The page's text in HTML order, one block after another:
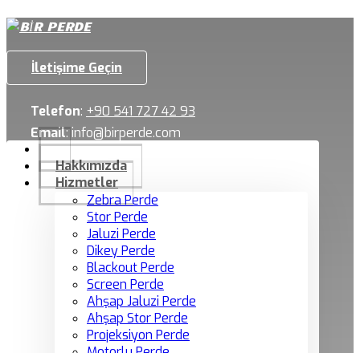
İletişime Geçin
Telefon: +90 541 727 42 93
Email:info@birperde.com
Hakkımızda
Hizmetler
Zebra Perde
Stor Perde
Jaluzi Perde
Dikey Perde
Blackout Perde
Screen Perde
Ahşap Jaluzi Perde
Ahşap Stor Perde
Projeksiyon Perde